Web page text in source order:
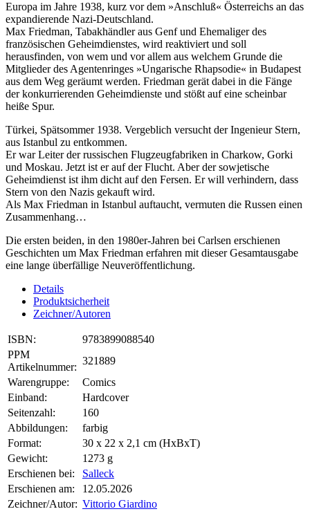
Europa im Jahre 1938, kurz vor dem »Anschluß« Österreichs an das
expandierende Nazi-Deutschland.
Max Friedman, Tabakhändler aus Genf und Ehemaliger des
französischen Geheimdienstes, wird reaktiviert und soll
herausfinden, von wem und vor allem aus welchem Grunde die
Mitglieder des Agentenringes »Ungarische Rhapsodie« in Budapest
aus dem Weg geräumt werden. Friedman gerät dabei in die Fänge
der konkurrierenden Geheimdienste und stößt auf eine scheinbar
heiße Spur.
Türkei, Spätsommer 1938. Vergeblich versucht der Ingenieur Stern,
aus Istanbul zu entkommen.
Er war Leiter der russischen Flugzeugfabriken in Charkow, Gorki
und Moskau. Jetzt ist er auf der Flucht. Aber der sowjetische
Geheimdienst ist ihm dicht auf den Fersen. Er will verhindern, dass
Stern von den Nazis gekauft wird.
Als Max Friedman in Istanbul auftaucht, vermuten die Russen einen
Zusammenhang…
Die ersten beiden, in den 1980er-Jahren bei Carlsen erschienen
Geschichten um Max Friedman erfahren mit dieser Gesamtausgabe
eine lange überfällige Neuveröffentlichung.
Details
Produktsicherheit
Zeichner/Autoren
ISBN:
9783899088540
PPM
Artikelnummer:
321889
Warengruppe:
Comics
Einband:
Hardcover
Seitenzahl:
160
Abbildungen:
farbig
Format:
30 x 22 x 2,1 cm (HxBxT)
Gewicht:
1273 g
Erschienen bei:
Salleck
Erschienen am:
12.05.2026
Zeichner/Autor: Vittorio Giardino